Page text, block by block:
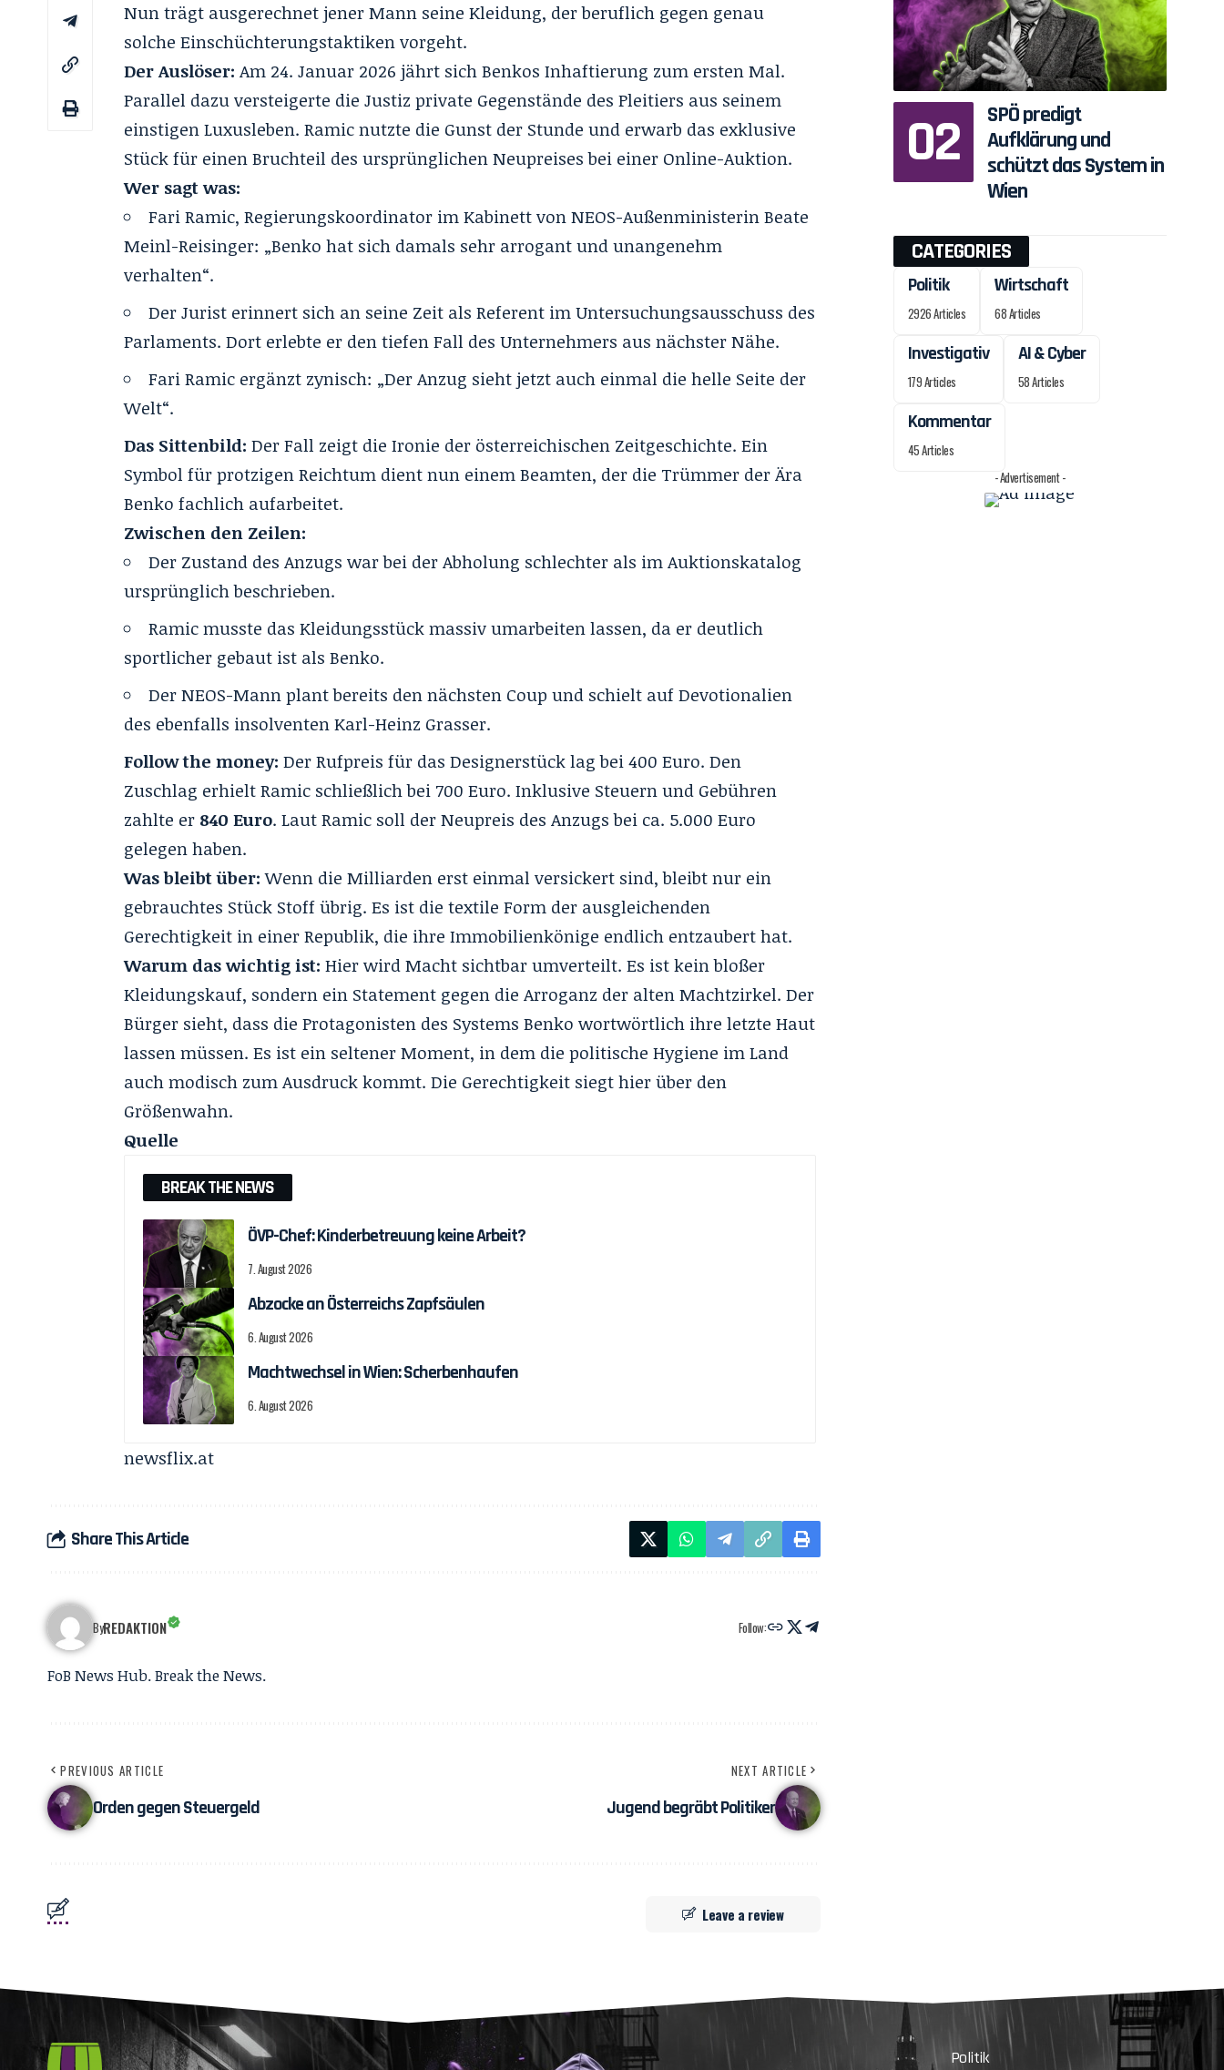
Nun trägt ausgerechnet jener Mann seine Kleidung, der beruflich gegen genau
solche Einschüchterungstaktiken vorgeht.
Der Auslöser: Am 24. Januar 2026 jährt sich Benkos Inhaftierung zum ersten Mal.
Parallel dazu versteigerte die Justiz private Gegenstände des Pleitiers aus seinem
einstigen Luxusleben. Ramic nutzte die Gunst der Stunde und erwarb das exklusive
Stück für einen Bruchteil des ursprünglichen Neupreises bei einer Online-Auktion.
Wer sagt was:
Fari Ramic, Regierungskoordinator im Kabinett von NEOS-Außenministerin Beate
Meinl-Reisinger: „Benko hat sich damals sehr arrogant und unangenehm
verhalten“.
Der Jurist erinnert sich an seine Zeit als Referent im Untersuchungsausschuss des
Parlaments. Dort erlebte er den tiefen Fall des Unternehmers aus nächster Nähe.
Fari Ramic ergänzt zynisch: „Der Anzug sieht jetzt auch einmal die helle Seite der
Welt“.
Das Sittenbild: Der Fall zeigt die Ironie der österreichischen Zeitgeschichte. Ein
Symbol für protzigen Reichtum dient nun einem Beamten, der die Trümmer der Ära
Benko fachlich aufarbeitet.
Zwischen den Zeilen:
Der Zustand des Anzugs war bei der Abholung schlechter als im Auktionskatalog
ursprünglich beschrieben.
Ramic musste das Kleidungsstück massiv umarbeiten lassen, da er deutlich
sportlicher gebaut ist als Benko.
Der NEOS-Mann plant bereits den nächsten Coup und schielt auf Devotionalien
des ebenfalls insolventen Karl-Heinz Grasser.
Follow the money: Der Rufpreis für das Designerstück lag bei 400 Euro. Den
Zuschlag erhielt Ramic schließlich bei 700 Euro. Inklusive Steuern und Gebühren
zahlte er 840 Euro. Laut Ramic soll der Neupreis des Anzugs bei ca. 5.000 Euro
gelegen haben.
Was bleibt über:Wenn die Milliarden erst einmal versickert sind, bleibt nur ein
gebrauchtes Stück Stoff übrig. Es ist die textile Form der ausgleichenden
Gerechtigkeit in einer Republik, die ihre Immobilienkönige endlich entzaubert hat.
Warum das wichtig ist: Hier wird Macht sichtbar umverteilt. Es ist kein bloßer
Kleidungskauf, sondern ein Statement gegen die Arroganz der alten Machtzirkel. Der
Bürger sieht, dass die Protagonisten des Systems Benko wortwörtlich ihre letzte Haut
lassen müssen. Es ist ein seltener Moment, in dem die politische Hygiene im Land
auch modisch zum Ausdruck kommt. Die Gerechtigkeit siegt hier über den
Größenwahn.
Quelle
BREAK THE NEWS
ÖVP-Chef: Kinderbetreuung keine Arbeit?
7. August 2026
Abzocke an Österreichs Zapfsäulen
6. August 2026
Machtwechsel in Wien: Scherbenhaufen
6. August 2026
newsflix.at
Share This Article
ByREDAKTION Follow:
FoB News Hub. Break the News.
PREVIOUS ARTICLE
Orden gegen Steuergeld
NEXT ARTICLE
Jugend begräbt Politiker
Leave a review
SPÖ predigt
Aufklärung und
schützt das System in
Wien
CATEGORIES
Politik
2926 Articles
Wirtschaft
68 Articles
Investigativ
179 Articles
AI & Cyber
58 Articles
Kommentar
45 Articles
- Advertisement -
Politik